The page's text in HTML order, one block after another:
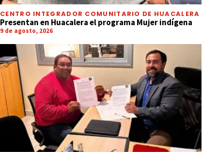
CENTRO INTEGRADOR COMUNITARIO DE HUACALERA
Presentan en Huacalera el programa Mujer indígena
9 de agosto, 2026